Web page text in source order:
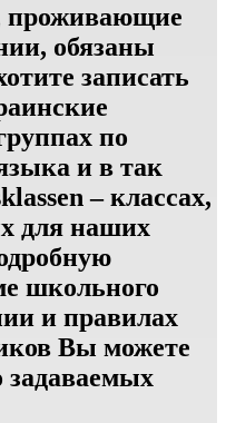
проживающие
обязаны
записать
по
и в так
– классах,
для наших
школьного
и правилах
Вы можете
задаваемых